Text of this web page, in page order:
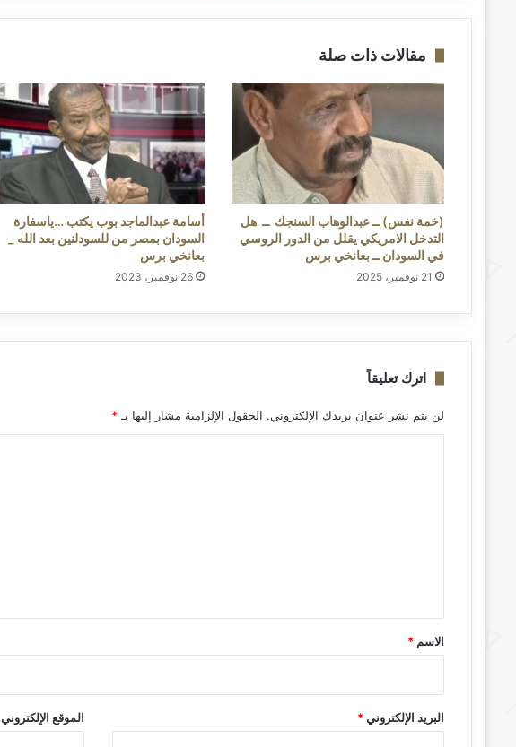
مقالات ذات صلة
(خمة نفس) ــ عبدالوهاب السنجك ــ هل
التدخل الامريكي يقلل من الدور الروسي
في السودان ــ بعانخي برس
21 نوفمبر، 2025
أسامة عبدالماجد بوب يكتب …ياسفارة
السودان بمصر من للسودلنين بعد الله _
بعانخي برس
26 نوفمبر، 2023
اترك تعليقاً
لن يتم نشر عنوان بريدك الإلكتروني. الحقول الإلزامية مشار إليها بـ *
*
الاسم *
البريد الإلكتروني* الموقع الإلكتروني